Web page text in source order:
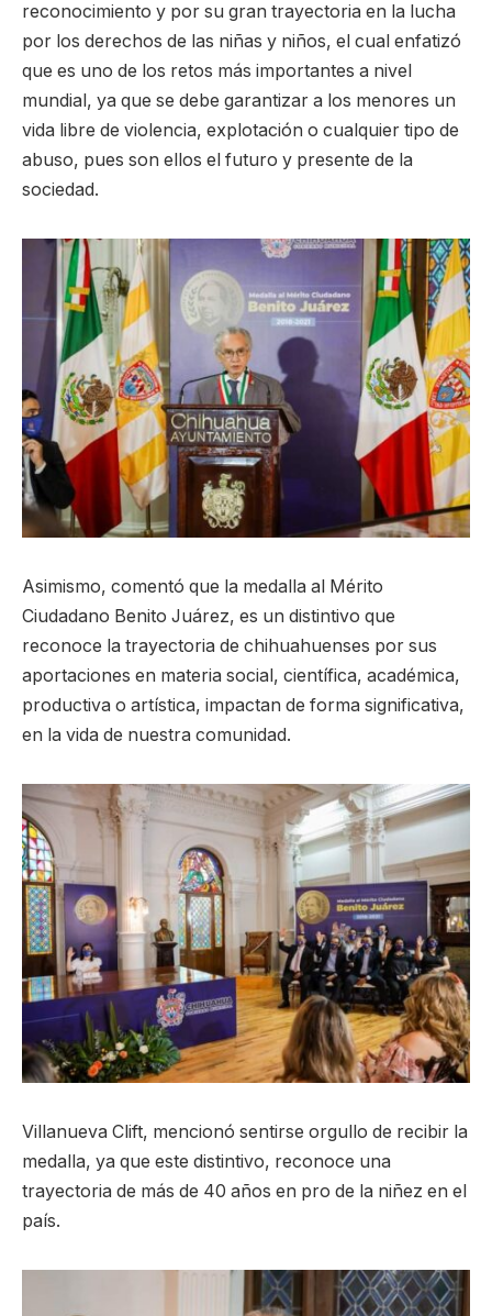
reconocimiento y por su gran trayectoria en la lucha
por los derechos de las niñas y niños, el cual enfatizó
que es uno de los retos más importantes a nivel
mundial, ya que se debe garantizar a los menores un
vida libre de violencia, explotación o cualquier tipo de
abuso, pues son ellos el futuro y presente de la
sociedad.
Asimismo, comentó que la medalla al Mérito
Ciudadano Benito Juárez, es un distintivo que
reconoce la trayectoria de chihuahuenses por sus
aportaciones en materia social, científica, académica,
productiva o artística, impactan de forma significativa,
en la vida de nuestra comunidad.
Villanueva Clift, mencionó sentirse orgullo de recibir la
medalla, ya que este distintivo, reconoce una
trayectoria de más de 40 años en pro de la niñez en el
país.